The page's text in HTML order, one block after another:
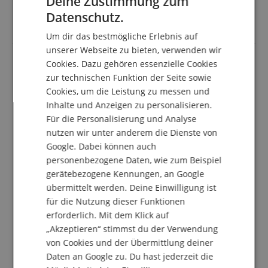
roten May-Klampfe. Schneller kann man den Queen-
Gitarrensound echt nicht aus dem Koffer zaubern!
Überzeugt mich nicht ganz
Bewertung vonRainervom 31.03.2022
VarianteVOX amPlug 2 Bass
verifizierter Kauf
Nachdem meine bessere Hälfte sich beschwert hat,
dass der Fußboden im Wohnzimmer wackelt wenn ich
im Keller mit meinem Bass-Verstärker übe musste
also eine einfache Lösung her. Also mal den VOX
amPlug 2 Bass bestellt, zusammen mit einem neuen
Kopfhörer.
Lieferung gewohnt schnell. Dann das kleine Ding mal
eingestöpselt und ausprobiert. Positiv: der Stecker
passt in beide Bässe, auch beim Ibanez SR 304 mit
seinem Anschluss im Sratocaster-Stil geht das ohne
FRENCH
SPANISH
Datenschutz.
Um dir das bestmögliche Erlebnis auf
unserer Webseite zu bieten, verwenden wir
Cookies. Dazu gehören essenzielle Cookies
zur technischen Funktion der Seite sowie
Cookies, um die Leistung zu messen und
Inhalte und Anzeigen zu personalisieren.
Für die Personalisierung und Analyse
nutzen wir unter anderem die Dienste von
Google. Dabei können auch
personenbezogene Daten, wie zum Beispiel
gerätebezogene Kennungen, an Google
übermittelt werden. Deine Einwilligung ist
für die Nutzung dieser Funktionen
erforderlich. Mit dem Klick auf
„Akzeptieren“ stimmst du der Verwendung
von Cookies und der Übermittlung deiner
Daten an Google zu. Du hast jederzeit die